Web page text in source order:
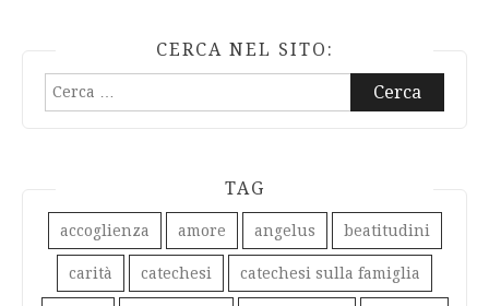
CERCA NEL SITO:
Ricerca
per:
TAG
accoglienza amore angelus beatitudini
carità catechesi catechesi sulla famiglia